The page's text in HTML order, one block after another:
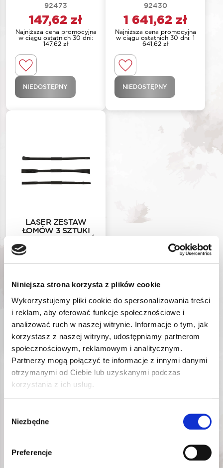
Niniejsza strona korzysta z plików cookie
Wykorzystujemy pliki cookie do spersonalizowania treści
i reklam, aby oferować funkcje społecznościowe i
analizować ruch w naszej witrynie. Informacje o tym, jak
korzystasz z naszej witryny, udostępniamy partnerom
społecznościowym, reklamowym i analitycznym.
Partnerzy mogą połączyć te informacje z innymi danymi
otrzymanymi od Ciebie lub uzyskanymi podczas
korzystania z ich usług.
zgody
Niezbędne
Preferencje
92473
147,62 zł
Najniższa cena promocyjna
w ciągu ostatnich 30 dni:
147,62 zł
NIEDOSTĘPNY
92430
1 641,62 zł
Najniższa cena promocyjna
w ciągu ostatnich 30 dni: 1
641,62 zł
NIEDOSTĘPNY
LASER ZESTAW
ŁOMÓW 3 SZTUKI
DO LEKKICH ZADAŃ
Nr katalogowy:
48,04zł
w ciągu ostatnich 30 dni:
48,04zł
NIEDOSTĘPNY
1z2
blacharskie – tradycyjne